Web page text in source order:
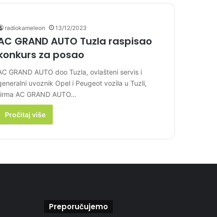
radiokameleon 13/12/2023
GRAND AUTO Tuzla raspisao
za posao
GRAND AUTO doo Tuzla, ovlašteni servis i
uvoznik Opel i Peugeot vozila u Tuzli,
AC GRAND AUTO…
Pročitaj više
Preporučujemo